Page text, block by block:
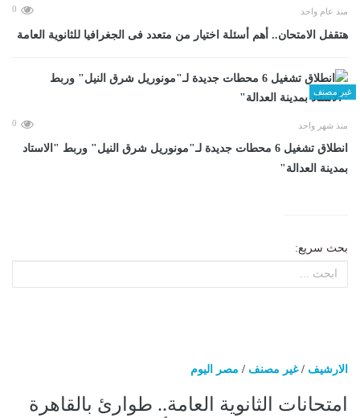
منذ عام واحد 0
هتقفل الامتحان.. أهم أسئلة اختيار من متعدد فى الجغرافيا للثانوية العامة
غير مصنف
منذ شهر واحد 0
انطلاق تشغيل 6 محطات جديدة لـ"مونوريل شرق النيل" وربط "الاستاد
بمدينة العدالة"
بحث سريع:
الارشيف /غير مصنف / مصر اليوم
امتحانات الثانوية العامة.. طوارئ بالقاهرة